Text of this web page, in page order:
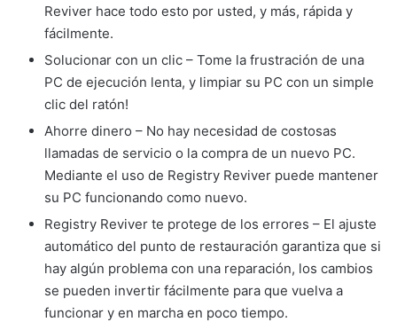
Reviver hace todo esto por usted, y más, rápida y
fácilmente.
Solucionar con un clic – Tome la frustración de una
PC de ejecución lenta, y limpiar su PC con un simple
clic del ratón!
Ahorre dinero – No hay necesidad de costosas
llamadas de servicio o la compra de un nuevo PC.
Mediante el uso de Registry Reviver puede mantener
su PC funcionando como nuevo.
Registry Reviver te protege de los errores – El ajuste
automático del punto de restauración garantiza que si
hay algún problema con una reparación, los cambios
se pueden invertir fácilmente para que vuelva a
funcionar y en marcha en poco tiempo.